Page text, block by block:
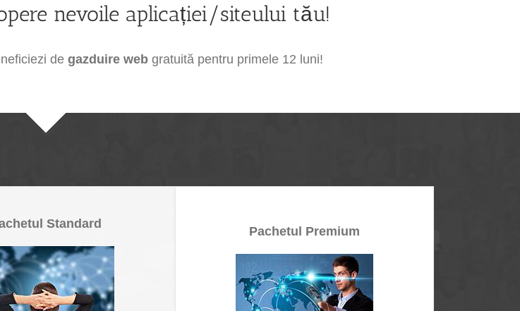
nevoile aplicației/siteului tău!
de gazduire webgratuită pentru primele 12 luni!
Standard
Pachetul Premium